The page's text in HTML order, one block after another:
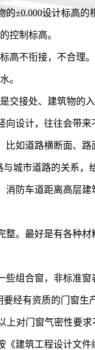
±0.000设计标高
控制标高。
高不衔接，不合理。
。
交接处、建筑物的
设计，往往会带
比如道路横断面、
城市道路的关系，
防车道距离高层建
整。最好是有各种
些组合窗，非标准
经有资质的门窗
对门窗气密性要求
《建筑工程设计文